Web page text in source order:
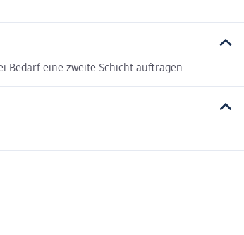
Bedarf eine zweite Schicht auftragen.